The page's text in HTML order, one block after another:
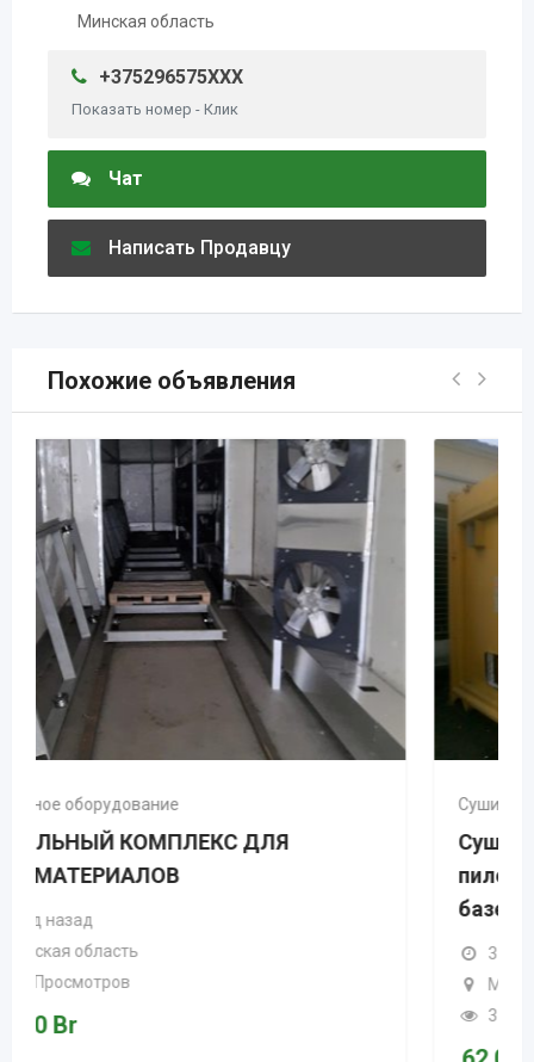
Минская область
+375296575XXX
Показать номер - Клик
Чат
Написать Продавцу
Похожие объявления
Сушильное оборудование
Сушильная камера для
пиломатериалов, изготовленная на